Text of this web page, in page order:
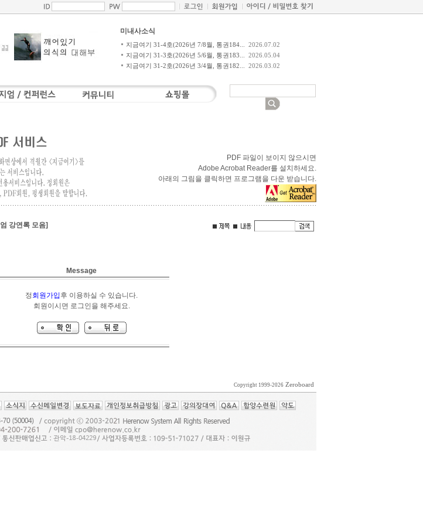
미내사소식
지금여기 31-4호(2026년 7/8월, 통권184...
2026.07.02
지금여기 31-3호(2026년 5/6월, 통권183...
2026.05.04
지금여기 31-2호(2026년 3/4월, 통권182...
2026.03.02
PDF 파일이 보이지 않으시면
Adobe Acrobat Reader를 설치하세요.
아래의 그림을 클릭하면 프로그램을 다운 받습니다.
강연록 모음]
Message
정회원가입 후 이용하실 수 있습니다.
회원이시면 로그인을 해주세요.
Copyright 1999-2026 Zeroboard